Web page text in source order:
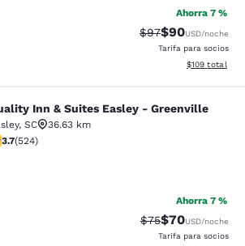
Ahorra 7 %
Tarifa tachada:
$97Tarifa
$90USD/noche
Tarifa para socios
Ver detalles
$109 total
& Suites Easley -
Inn & Suites Easley - Greenville
, SC
36.63 km
de 3.7 estrellas. Bueno. 524 reseñas
3.7(524)
Ahorra 7 %
Tarifa tachada:
$75Tarifa
$70USD/noche
Tarifa para socios